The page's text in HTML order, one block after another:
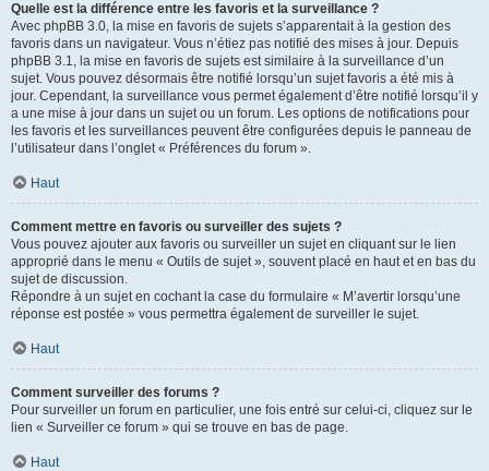
Quelle est la différence entre les favoris et la surveillance ?
Avec phpBB 3.0, la mise en favoris de sujets s’apparentait à la gestion des
favoris dans un navigateur. Vous n’étiez pas notifié des mises à jour. Depuis
phpBB 3.1, la mise en favoris de sujets est similaire à la surveillance d’un
sujet. Vous pouvez désormais être notifié lorsqu’un sujet favoris a été mis à
jour. Cependant, la surveillance vous permet également d’être notifié lorsqu’il y
a une mise à jour dans un sujet ou un forum. Les options de notifications pour
les favoris et les surveillances peuvent être configurées depuis le panneau de
l’utilisateur dans l’onglet « Préférences du forum ».
Haut
Comment mettre en favoris ou surveiller des sujets ?
Vous pouvez ajouter aux favoris ou surveiller un sujet en cliquant sur le lien
approprié dans le menu « Outils de sujet », souvent placé en haut et en bas du
sujet de discussion.
Répondre à un sujet en cochant la case du formulaire « M’avertir lorsqu’une
réponse est postée » vous permettra également de surveiller le sujet.
Haut
Comment surveiller des forums ?
Pour surveiller un forum en particulier, une fois entré sur celui-ci, cliquez sur le
lien « Surveiller ce forum » qui se trouve en bas de page.
Haut